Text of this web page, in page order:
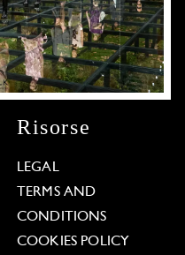
Risorse
LEGAL
TERMS AND
CONDITIONS
COOKIES POLICY